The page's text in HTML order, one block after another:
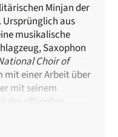
Minjan der
aus
musikalische
Saxophon
Choir of
mit einer Arbeit über
mit seinem
des offiziellen
der Juden in
er das